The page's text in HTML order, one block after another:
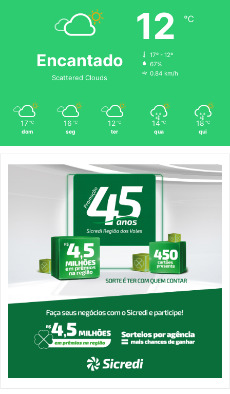
Encantado
Scattered Clouds
12 ℃
17º - 12º
67%
0.84 km/h
17 ℃
dom
16 ℃
seg
12 ℃
ter
14 ℃
qua
18 ℃
qui